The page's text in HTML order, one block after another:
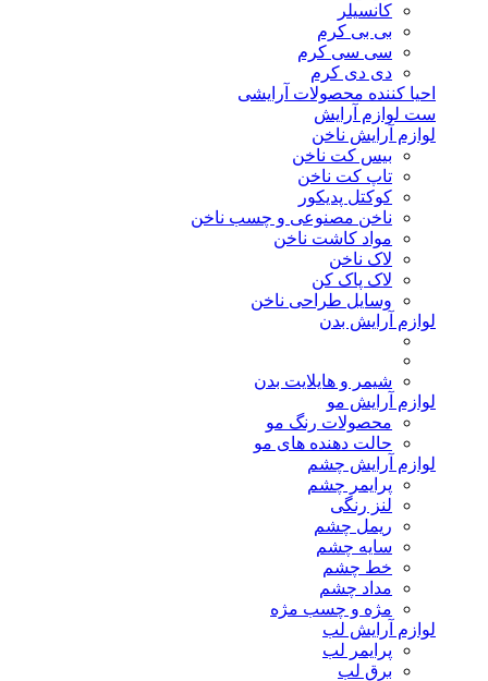
کانسیلر
بی بی کرم
سی سی کرم
دی دی کرم
احیا کننده محصولات آرایشی
ست لوازم آرایش
لوازم آرایش ناخن
بیس کت ناخن
تاپ کت ناخن
کوکتل پدیکور
ناخن مصنوعی و چسب ناخن
مواد کاشت ناخن
لاک ناخن
لاک پاک کن
وسایل طراحی ناخن
لوازم آرایش بدن
شیمر و هایلایت بدن
لوازم آرایش مو
محصولات رنگ مو
حالت دهنده های مو
لوازم آرایش چشم
پرایمر چشم
لنز رنگی
ریمل چشم
سایه چشم
خط چشم
مداد چشم
مژه و چسب مژه
لوازم آرایش لب
پرایمر لب
برق لب